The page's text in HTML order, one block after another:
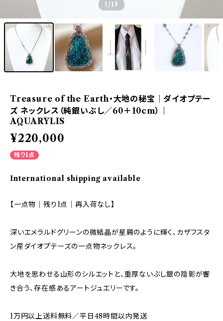
1 /15
Treasure of the Earth・大地の秘宝｜ダイオプテー
ズ ネックレス（純銀いぶし／60＋10cm）｜
AQUARYLIS
¥220,000
残り1点
International shipping available
【一点物｜残り1点｜再入荷なし】
深いエメラルドグリーンの微結晶が星屑のように輝く、カザフスタ
ン産ダイオプテーズの一点物ネックレス。
大地を思わせる山形のシルエットと、重厚ないぶし銀の陰影が響
き合う、存在感あるアートジュエリーです。
1万円以上送料無料／平日48時間以内発送